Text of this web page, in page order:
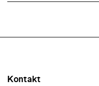
Kontakt